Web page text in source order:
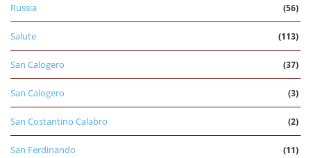
Russia (56)
Salute (113)
San Calogero (37)
San Calogero (3)
San Costantino Calabro (2)
San Ferdinando (11)